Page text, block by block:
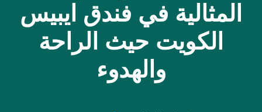
المثالية في فندق ايبيس
الكويت حيث الراحة
والهدوء